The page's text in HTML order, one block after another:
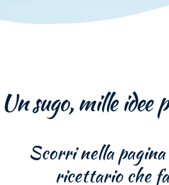
Un sugo, mille idee
Scorri nella pagina
ricettario che